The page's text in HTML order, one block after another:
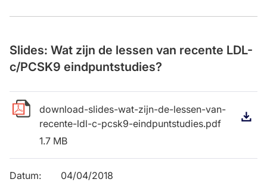
Slides: Wat zijn de lessen van recente LDL-
c/PCSK9 eindpuntstudies?
download-slides-wat-zijn-de-lessen-van-
recente-ldl-c-pcsk9-eindpuntstudies.pdf
1.7 MB
Datum:
04/04/2018